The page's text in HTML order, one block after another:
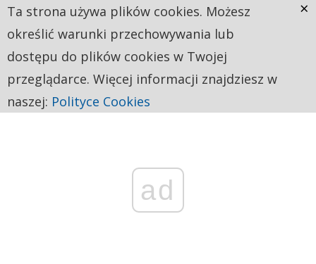
ad
Ta strona używa plików cookies. Możesz
określić warunki przechowywania lub
dostępu do plików cookies w Twojej
przeglądarce. Więcej informacji znajdziesz w
naszej: Polityce Cookies
×